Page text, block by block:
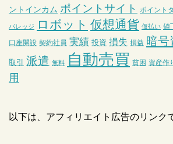
ントインカム ポイントサイト ポイント
バレッジ ロボット 仮想通貨 仮払い 値
口座開設 契約社員 実績 投資 損失 損益 暗号
取引 派遣 無料 自動売買 貧困 資産作
用
以下は、アフィリエイト広告のリンク